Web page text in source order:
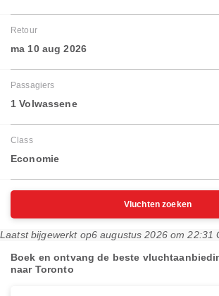
Retour
ma 10 aug 2026
Passagiers
1 Volwassene
Class
Economie
Vluchten zoeken
Laatst bijgewerkt op6 augustus 2026 om 22:31
Boek en ontvang de beste
naar Toronto